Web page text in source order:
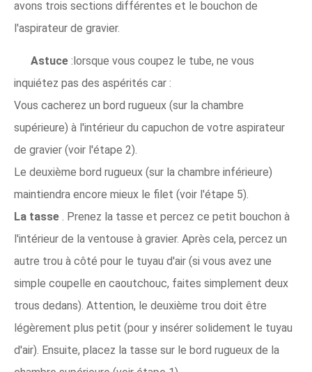
avons trois sections différentes et le bouchon de
l'aspirateur de gravier.
Astuce :lorsque vous coupez le tube, ne vous
inquiétez pas des aspérités car :
Vous cacherez un bord rugueux (sur la chambre
supérieure) à l'intérieur du capuchon de votre aspirateur
de gravier (voir l'étape 2).
Le deuxième bord rugueux (sur la chambre inférieure)
maintiendra encore mieux le filet (voir l'étape 5).
La tasse . Prenez la tasse et percez ce petit bouchon à
l'intérieur de la ventouse à gravier. Après cela, percez un
autre trou à côté pour le tuyau d'air (si vous avez une
simple coupelle en caoutchouc, faites simplement deux
trous dedans). Attention, le deuxième trou doit être
légèrement plus petit (pour y insérer solidement le tuyau
d'air). Ensuite, placez la tasse sur le bord rugueux de la